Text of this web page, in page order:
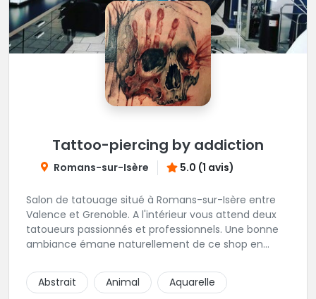
Tattoo-piercing by addiction
Romans-sur-Isère 5.0 (1 avis)
Salon de tatouage situé à Romans-sur-Isère entre
Valence et Grenoble. A l'intérieur vous attend deux
tatoueurs passionnés et professionnels. Une bonne
ambiance émane naturellement de ce shop en
Abstrait
Animal
Aquarelle